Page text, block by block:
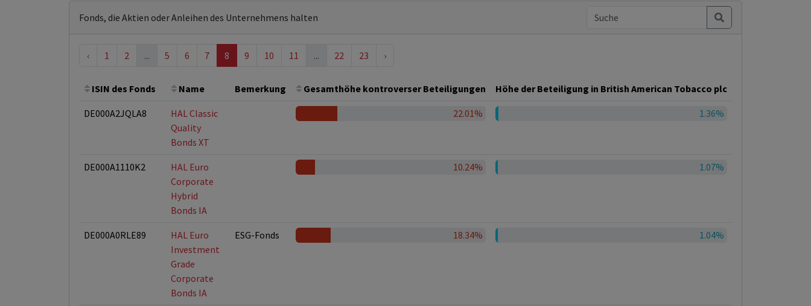
Fonds, die Aktien oder Anleihen des Unternehmens halten
‹ 1 2 ... 5 6 7 8 9 10 11 ... 22 23 ›
ISIN des Fonds Name Bemerkung Gesamthöhe kontroverser Beteiligungen Höhe der Beteiligung in British American Tobacco plc
DE000A2JQLA8
HAL Classic
Quality
Bonds XT
22.01% 1.36%
DE000A1110K2
HAL Euro
Corporate
Hybrid
Bonds IA
10.24% 1.07%
DE000A0RLE89
HAL Euro
Investment
Grade
Corporate
Bonds IA
ESG-Fonds 18.34% 1.04%